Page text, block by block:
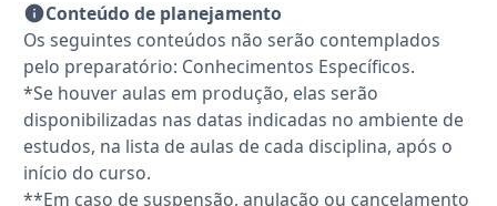
Conteúdo de planejamento
Os seguintes conteúdos não serão contemplados
pelo preparatório: Conhecimentos Específicos.
*Se houver aulas em produção, elas serão
disponibilizadas nas datas indicadas no ambiente de
estudos, na lista de aulas de cada disciplina, após o
início do curso.
**Em caso de suspensão, anulação ou cancelamento